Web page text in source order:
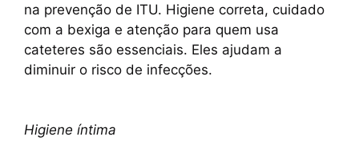
na prevenção de ITU. Higiene correta, cuidado
com a bexiga e atenção para quem usa
cateteres são essenciais. Eles ajudam a
diminuir o risco de infecções.
Higiene íntima